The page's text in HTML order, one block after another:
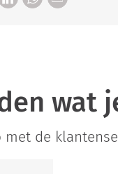
wat
de